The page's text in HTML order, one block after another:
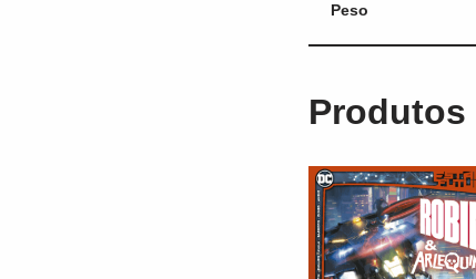
Peso
Produtos